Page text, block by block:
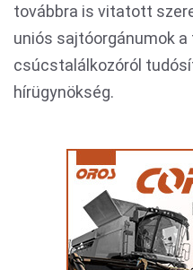
továbbra is vitatott
uniós sajtóorgánumok
csúcstalálkozóról
hírügynökség.